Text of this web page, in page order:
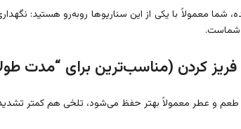
شما معمولاً با یکی از این سناریوها روبه‌رو هستید:
شماست.
و عطر معمولاً بهتر حفظ می‌شود، تلخی هم کمتر